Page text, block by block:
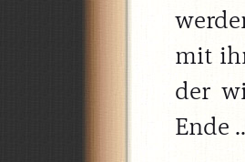
mit
der
Ende